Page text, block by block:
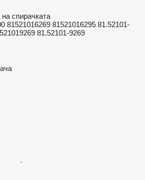
спирачката
81521016269 81521016295 81.52101-
81.52101-9269